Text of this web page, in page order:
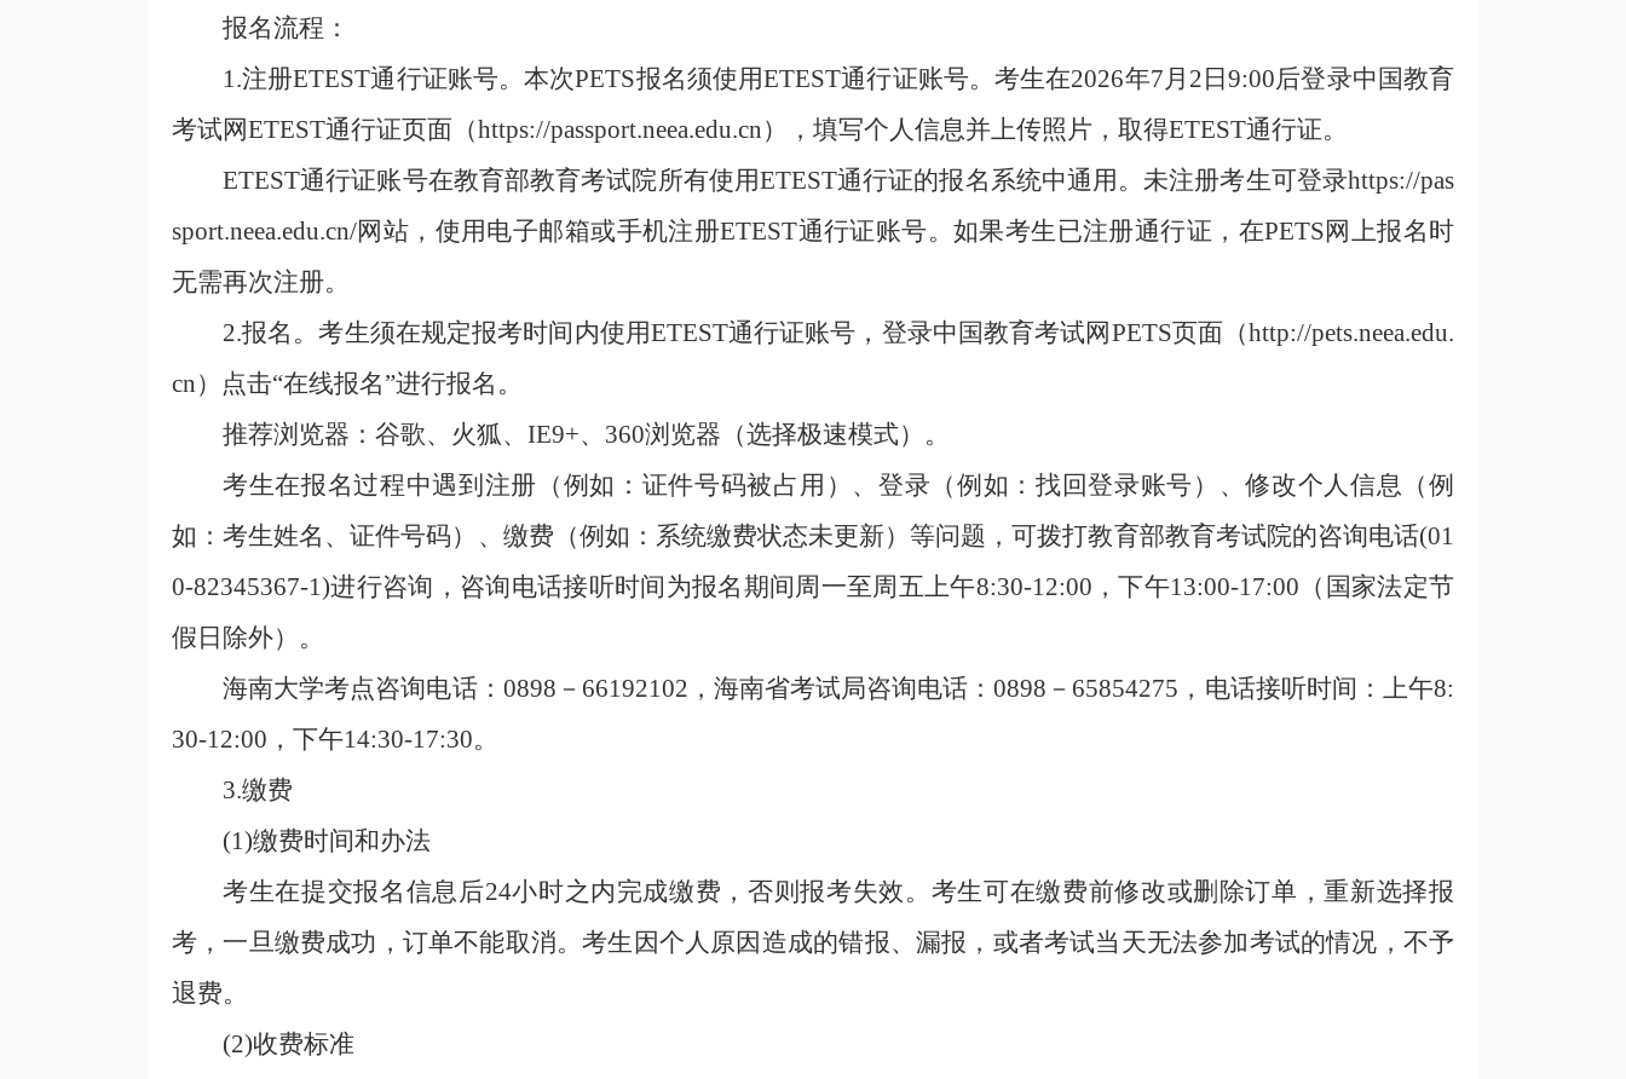
报名流程：
1.注册ETEST通行证账号。本次PETS报名须使用ETEST通行证账号。考生在2026年7月 2 日9:00后登录中国教育
考试网ETEST通行证页面（https://passport.neea.edu.cn），填写个人信息并上传照片，取得ETEST通行证。
ETEST通行证账号在教育部教育考试院所有使用ETEST通行证的报名系统中通用。未注册考生可登录https://pas
sport.neea.edu.cn/网站，使用电子邮箱或手机注册ETEST通行证账号。如果考生已注册通行证，在PETS网上报名时
无需再次注册。
2.报名。考生须在规定报考时间内使用ETEST通行证账号，登录中国教育考试网PETS页面（http://pets.neea.edu.
cn）点击“在线报名”进行报名。
推荐浏览器：谷歌、火狐、IE9+、360浏览器（选择极速模式）。
考生在报名过程中遇到注册（例如：证件号码被占用）、登录（例如：找回登录账号） 、修改个人信息（例
如：考生姓名、证件号码）
、 缴费（例如：系统缴费状态未更新）等问题，可拨打教育部教育考试院的咨询电话(01
0-82345367-1)进行咨询，咨询电话接听时间为报名期间周 一至周五上午8:30-12:00，下午13:00-17:00（国家法定节
假日除外）。
海南大学考点咨询电话：0898－66192102 ， 海南省考试局咨询电话：0898－65854275， 电话接听时间： 上午8:
30-12:00，下午14:30-17:30。
3.缴费
(1)缴费时间和办法
考生在提交报名信息后24小时之内完成缴费 ，否则报考失效。 考生可在缴费前修改或删除订单，重新选择报
考，一旦缴费成功，订单不能取消。考生因个人原因造成的错报、漏报，或者考试当天无法参加考试的情况，不予
退费。
(2)收费标准